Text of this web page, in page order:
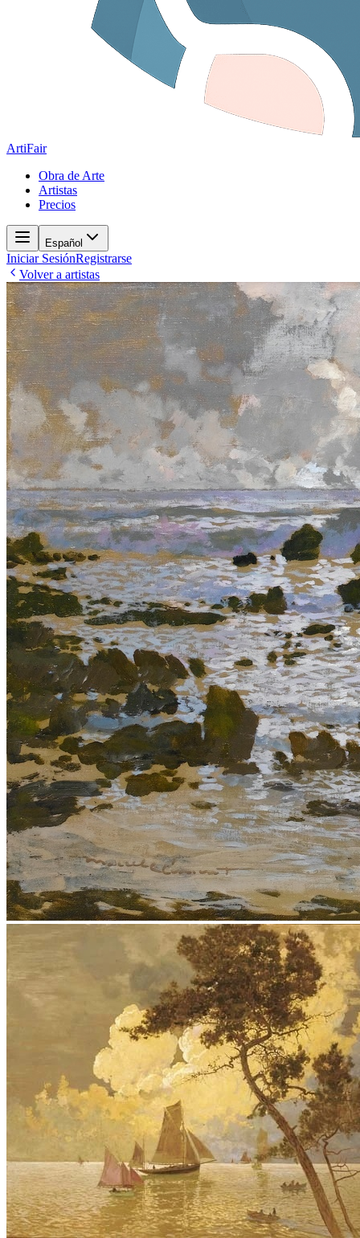
ArtiFair
Obra de Arte
Artistas
Precios
Español
Iniciar SesiónRegistrarse
Volver a artistas